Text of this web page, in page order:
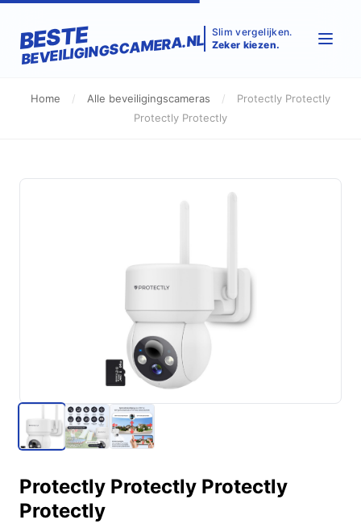
BESTE
BEVEILIGINGSCAMERA.NL Slim vergelijken.
Zeker kiezen.
Home / Alle beveiligingscameras /
Protectly Protectly
Protectly Protectly
Protectly Protectly Protectly
Protectly